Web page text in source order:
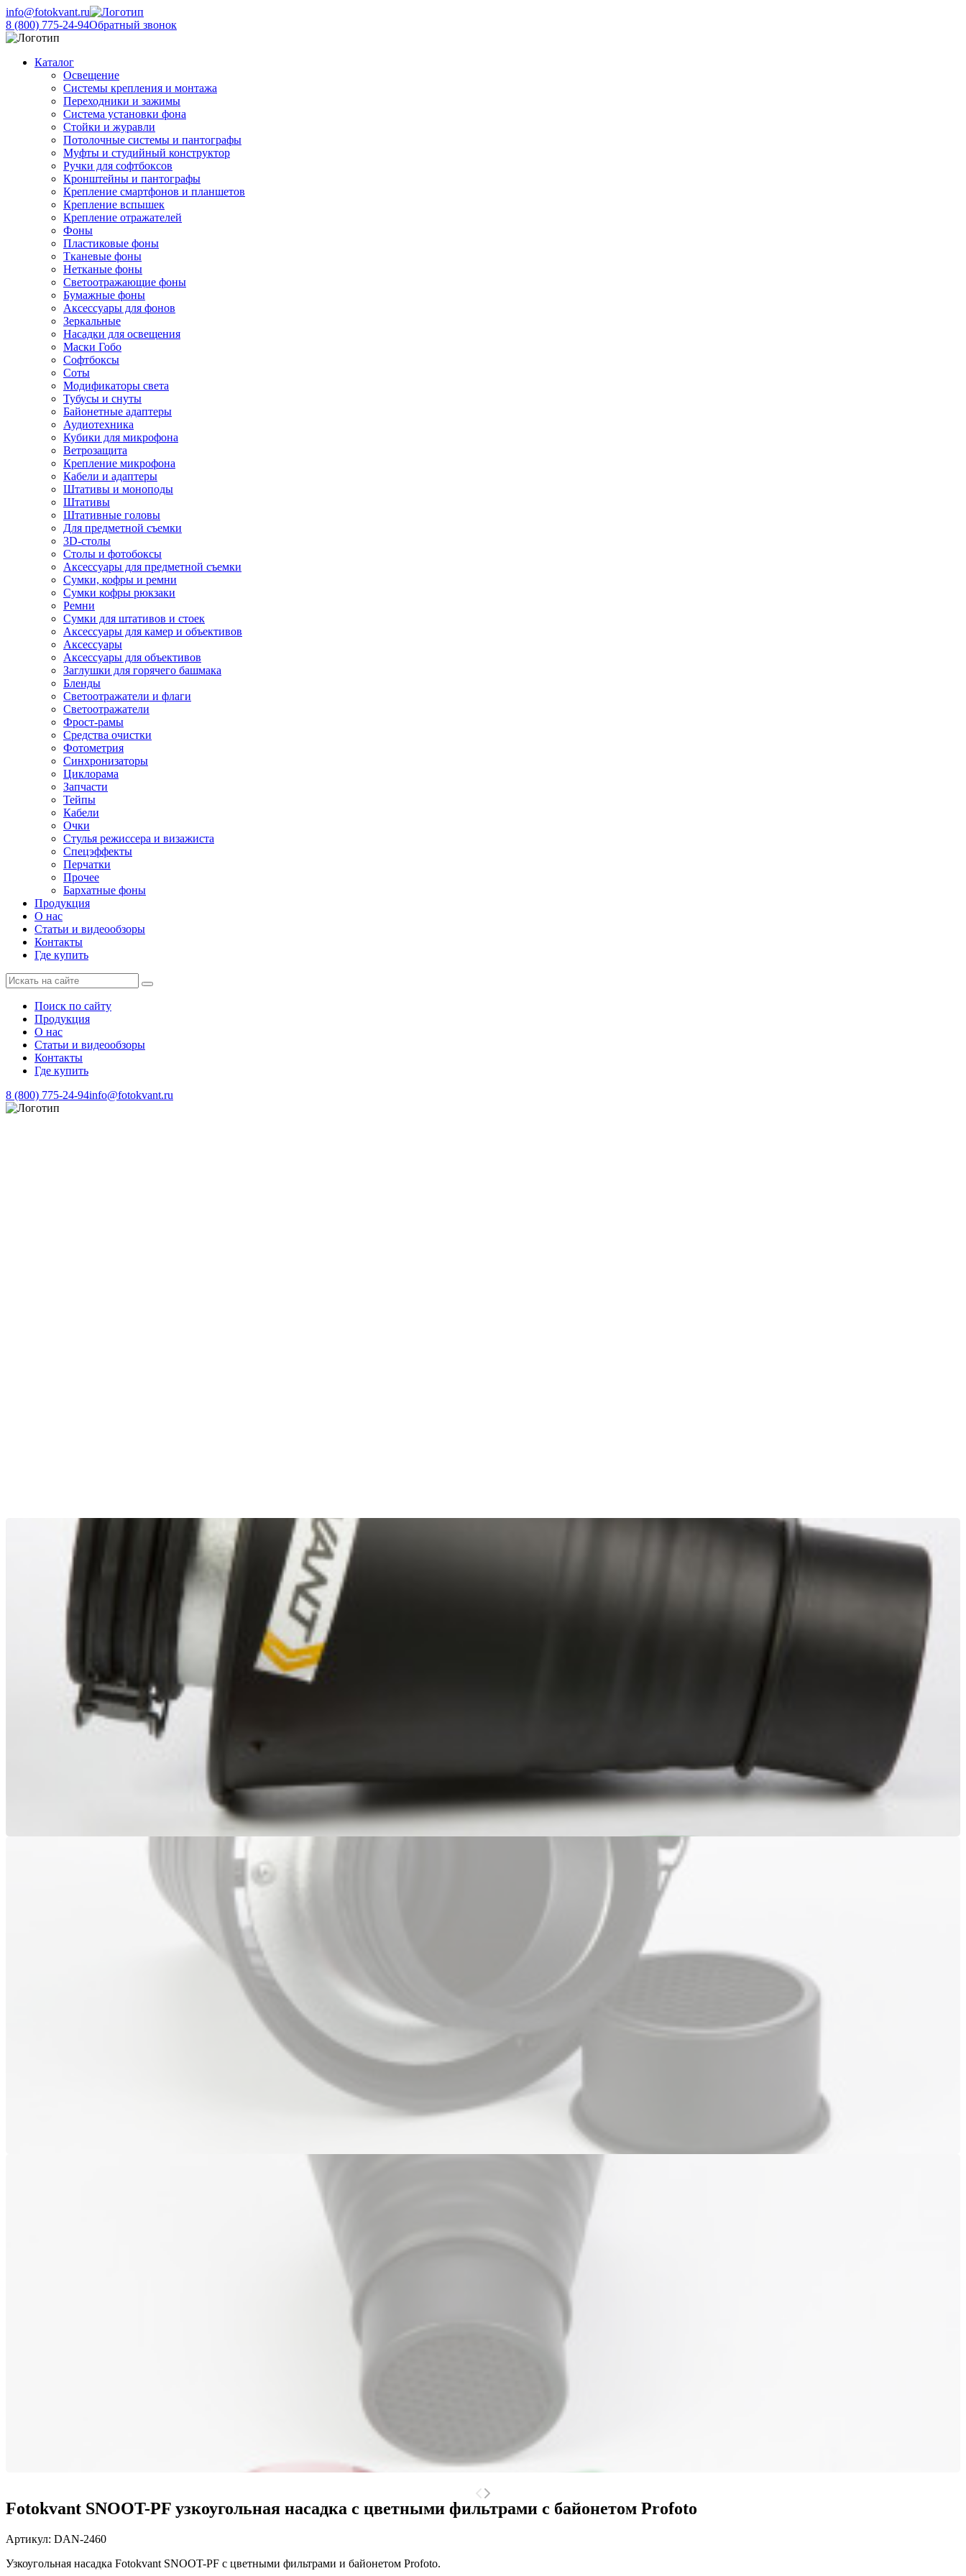
info@fotokvant.ru
8 (800) 775-24-94Обратный звонок
Каталог
Освещение
Системы крепления и монтажа
Переходники и зажимы
Система установки фона
Стойки и журавли
Потолочные системы и пантографы
Муфты и студийный конструктор
Ручки для софтбоксов
Кронштейны и пантографы
Крепление смартфонов и планшетов
Крепление вспышек
Крепление отражателей
Фоны
Пластиковые фоны
Тканевые фоны
Нетканые фоны
Светоотражающие фоны
Бумажные фоны
Аксессуары для фонов
Зеркальные
Насадки для освещения
Маски Гобо
Софтбоксы
Соты
Модификаторы света
Тубусы и снуты
Байонетные адаптеры
Аудиотехника
Кубики для микрофона
Ветрозащита
Крепление микрофона
Кабели и адаптеры
Штативы и моноподы
Штативы
Штативные головы
Для предметной съемки
3D-столы
Столы и фотобоксы
Аксессуары для предметной съемки
Сумки, кофры и ремни
Сумки кофры рюкзаки
Ремни
Сумки для штативов и стоек
Аксессуары для камер и объективов
Аксессуары
Аксессуары для объективов
Заглушки для горячего башмака
Бленды
Светоотражатели и флаги
Светоотражатели
Фрост-рамы
Средства очистки
Фотометрия
Синхронизаторы
Циклорама
Запчасти
Тейпы
Кабели
Очки
Стулья режиссера и визажиста
Спецэффекты
Перчатки
Прочее
Бархатные фоны
Продукция
О нас
Статьи и видеообзоры
Контакты
Где купить
Поиск по сайту
Продукция
О нас
Статьи и видеообзоры
Контакты
Где купить
8 (800) 775-24-94info@fotokvant.ru
Fotokvant SNOOT-PF узкоугольная насадка с цветными фильтрами с байонетом Profoto
Артикул: DAN-2460
Узкоугольная насадка Fotokvant SNOOT-PF с цветными фильтрами и байонетом Profoto.